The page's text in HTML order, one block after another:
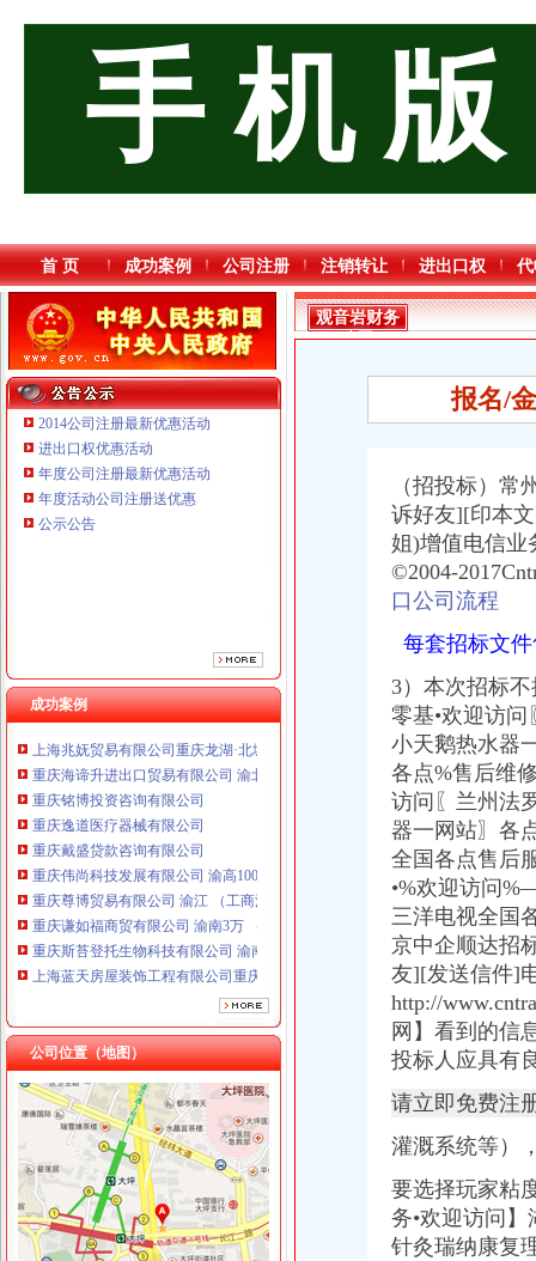
手 机 版
首 页 成功案例 公司注册 注销转让 进出口权
2014公司注册最新优惠活动
进出口权优惠活动
年度公司注册最新优惠活动
年度活动公司注册送优惠
公示公告
成功案例
重庆海谛升进出口贸易有限公司 渝北100万 （进出口权）
重庆铭博投资咨询有限公司
重庆逸道医疗器械有限公司
重庆戴盛贷款咨询有限公司
重庆伟尚科技发展有限公司 渝高100万 （工商注册）
重庆尊博贸易有限公司 渝江 （工商注册）
重庆谦如福商贸有限公司 渝南3万 （公司转让）
重庆斯苔登托生物科技有限公司 渝南10万 （工商注册）
上海蓝天房屋装饰工程有限公司重庆分公司 渝北 （工商注册）
重庆华康假肢矫形有限公司 渝中120万 （增资）
重庆海谛升进出口贸易有限公司 渝北100万 （进出口权）
重庆铭博投资咨询有限公司
重庆逸道医疗器械有限公司
重庆戴盛贷款咨询有限公司
重庆伟尚科技发展有限公司 渝高100万 （工商注册）
重庆尊博贸易有限公司 渝江 （工商注册）
重庆谦如福商贸有限公司 渝南3万 （公司转让）
重庆斯苔登托生物科技有限公司 渝南10万 （工商注册）
上海蓝天房屋装饰工程有限公司重庆分公司 渝北 （工商注册）
重庆华康假肢矫形有限公司 渝中120万 （增资）
公司位置（地图）
观音岩财务公司
川地税函[2014]414号四川省地方税务局关于大唐观音岩水电工程税务
许继电气股份有限公司_焦点_新浪财经_新浪网
许继电气股份有限公司-股票频道-和讯网
中国电建集团昆明勘测设计研究院有限公司近两年一期财务报告和审
：保变电气公司券2016年跟踪评级报告_保变电气（
观音岩财务
公司
报名/
（招投标）
诉好友][印本
姐)增值电信业
©2004-
口公司流程
每套招标文
3）本次招标
零基•欢迎访
小天鹅热水器
各点%售后维
访问〖兰州法
器一网站〗各
全国各点售后
•%欢迎访问
三洋电视全国
京中企顺达招
友][发送信件]
http://
网】看到的信
投标人应具有
请立即免费注
灌溉系统等）
要选择玩家粘
务•欢迎访问
针灸瑞纳康复